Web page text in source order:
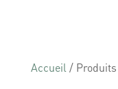
Accueil /